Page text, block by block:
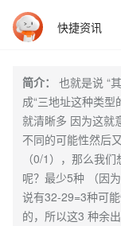
快捷资讯
简介：
也就是说 “
成“三地址这种类
就清晰多 因为这就
不同的可能性然后
（0/1），那么我
呢？最少5种 （因
说有32-29=3种可
的，所以这3 种余